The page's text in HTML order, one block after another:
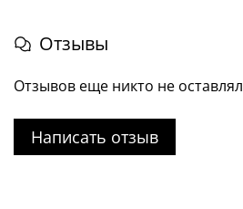
Отзывы
Отзывов еще никто не оставлял
Написать отзыв